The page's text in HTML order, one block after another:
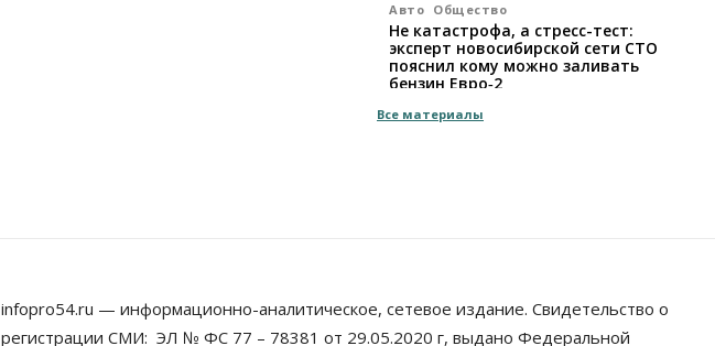
Авто Общество
Не катастрофа, а стресс-тест:
эксперт новосибирской сети СТО
пояснил кому можно заливать
бензин Евро‑2
Спрос на машино-
места в Новосибирской области
вырос в полтора раза
Все материалы
infopro54.ru — информационно-аналитическое, сетевое издание. Свидетельство о
регистрации СМИ: ЭЛ № ФС 77 – 78381 от 29.05.2020 г, выдано Федеральной